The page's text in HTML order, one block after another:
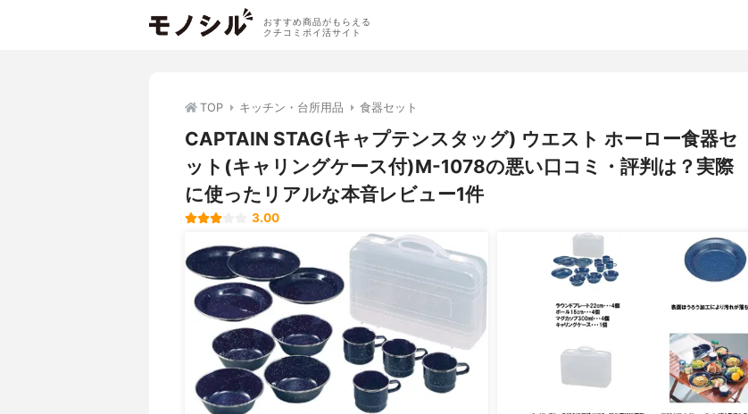
おすすめ商品がもらえる
クチコミポイ活サイト
TOP キッチン・台所用品 食器セット
CAPTAIN STAG(キャプテンスタッグ) ウエスト ホーロー食器セ
ット(キャリングケース付)M-1078の悪い口コミ・評判は？実際
に使ったリアルな本音レビュー1件
3.00